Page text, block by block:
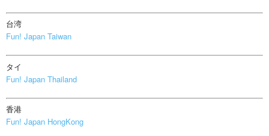
台湾
Fun! Japan Taiwan
タイ
Fun! Japan Thailand
香港
Fun! Japan HongKong